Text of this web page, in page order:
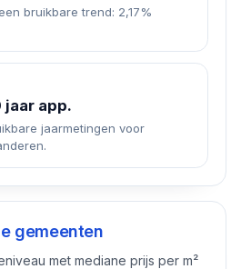
bruikbare trend: 2,17%
jaar app.
jaarmetingen voor
gemeenten
met mediane prijs per m²